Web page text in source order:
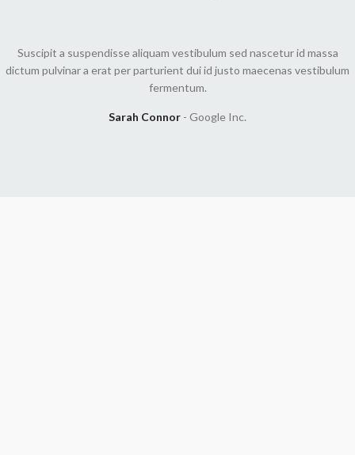
Suscipit a suspendisse aliquam vestibulum sed nascetur id massa
dictum pulvinar a erat per parturient dui id justo maecenas vestibulum
fermentum.
Sarah Connor Google Inc.